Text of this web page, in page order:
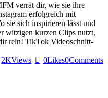
verrät dir, wie sie ihre
erfolgreich mit
sie sich inspirieren lässt und
witzigen kurzen Clips nutzt,
rein! TikTok Videoschnitt-
2KViews 0Likes0Comments